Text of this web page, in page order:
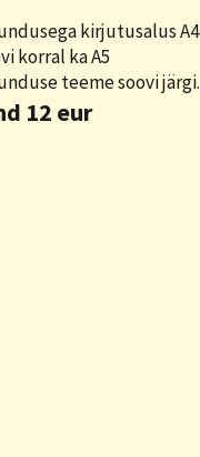
kirjutusalus A4
korral ka A5
teeme soovi järgi.
12 eur